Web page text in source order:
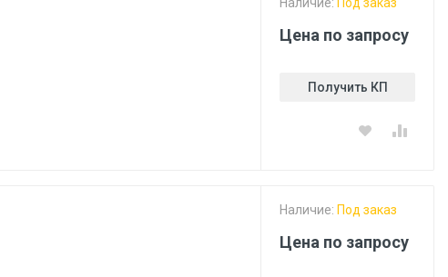
Цена по запросу
Получить КП
Наличие: Под заказ
Цена по запросу